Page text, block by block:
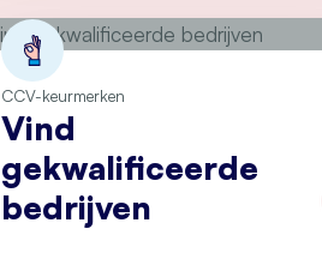
CCV-keurmerken
Vind
gekwalificeerde
bedrijven